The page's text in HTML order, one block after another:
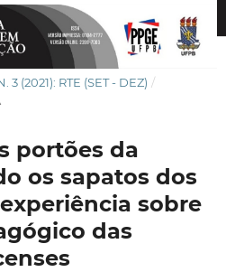
3 (2021): RTE (SET - DEZ) /
portões da
os sapatos dos
sobre
das